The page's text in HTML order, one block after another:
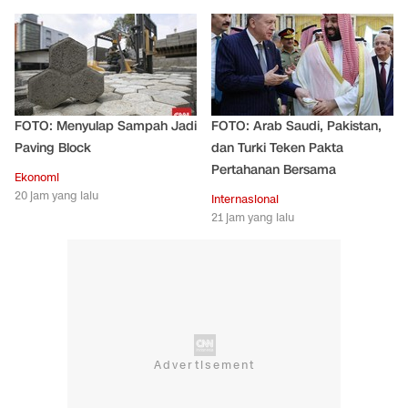
FOTO: Menyulap Sampah Jadi
Paving Block
Ekonomi
20 jam yang lalu
FOTO: Arab Saudi, Pakistan,
dan Turki Teken Pakta
Pertahanan Bersama
Internasional
21 jam yang lalu